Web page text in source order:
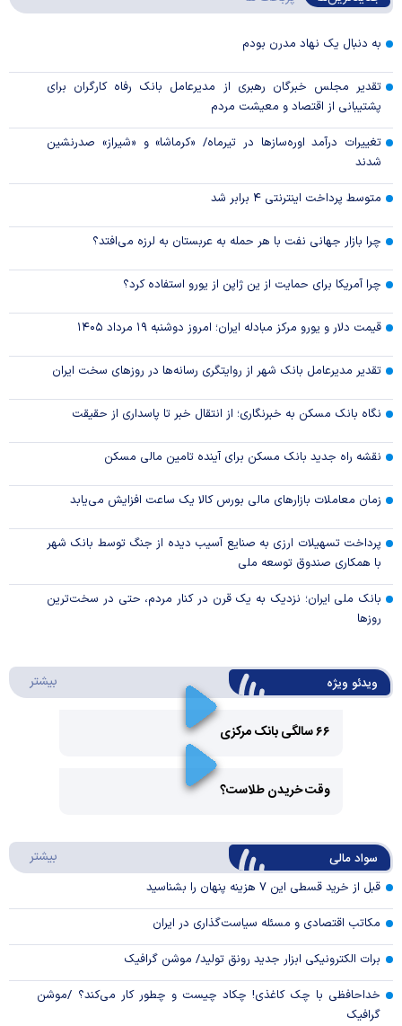
به دنبال یک نهاد مدرن بودم
تقدیر مجلس خبرگان رهبری از مدیرعامل بانک رفاه کارگران برای
پشتیبانی از اقتصاد و معیشت مردم
تغییرات درآمد اوره‌سازها در تیرماه/ «کرماشا» و «شیراز» صدرنشین
شدند
متوسط پرداخت اینترنتی ۴ برابر شد
چرا بازار جهانی نفت با هر حمله به عربستان به لرزه می‌افتد؟
چرا آمریکا برای حمایت از ین ژاپن از یورو استفاده کرد؟
قیمت دلار و یورو مرکز مبادله ایران؛ امروز دوشنبه ۱۹ مرداد ۱۴۰۵
تقدیر مدیرعامل بانک شهر از روایتگری رسانه‌ها در روز‌های سخت ایران
نگاه بانک مسکن به خبرنگاری؛ از انتقال خبر تا پاسداری از حقیقت
نقشه راه جدید بانک مسکن برای آینده تامین مالی مسکن
زمان معاملات بازار‌های مالی بورس کالا یک ساعت افزایش می‌یابد
پرداخت تسهیلات ارزی به صنایع آسیب دیده از جنگ توسط بانک شهر
با همکاری صندوق توسعه ملی
بانک ملی ایران؛ نزدیک به یک قرن در کنار مردم، حتی در سخت‌ترین
روز‌ها
ویدئو ویژه بیشتر
۶۶ سالگی بانک مرکزی
Video
وقت خریدن طلاست؟
سواد مالی بیشتر
قبل از خرید قسطی این ۷ هزینه پنهان را بشناسید
مکاتب اقتصادی و مسئله سیاست‌گذاری در ایران
برات الکترونیکی ابزار جدید رونق تولید/ موشن گرافیک
خداحافظی با چک کاغذی! چکاد چیست و چطور کار می‌کند؟ /موشن
گرافیک